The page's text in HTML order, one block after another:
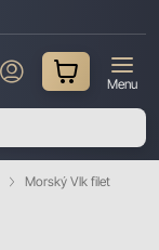
Menu
Morský Vlk filet